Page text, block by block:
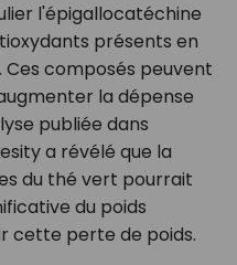
l'épigallocatéchine
présents en
composés peuvent
la dépense
publiée dans
a révélé que la
du thé vert pourrait
du poids
cette perte de poids.